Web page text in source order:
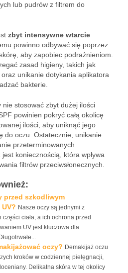
lub pudrów z filtrem do
zbyt intensywne wtarcie
powinno odbywać się poprzez
aby zapobiec podrażnieniom.
zasad higieny, takich jak
unikanie dotykania aplikatora
bakterie.
stosować zbyt dużej ilości
powinien pokryć całą okolicę
ilości, aby uniknąć jego
do oczu. Ostatecznie, unikanie
przeterminowanych
koniecznością, która wpływa
filtrów przeciwsłonecznych.
przed szkodliwym
Nasze oczy są jednymi z
ciała, a ich ochrona przed
UV jest kluczowa dla
oczy? Demakijaż oczu
kroków w codziennej pielęgnacji,
Delikatna skóra w tej okolicy